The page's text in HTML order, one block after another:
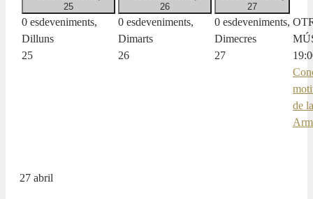
25
0 esdeveniments,
Dilluns
25
26
0 esdeveniments,
Dimarts
26
27
0 esdeveniments,
Dimecres
27
de
27 abril